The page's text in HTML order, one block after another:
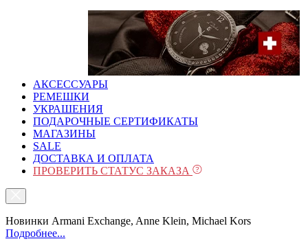
АКСЕССУАРЫ
РЕМЕШКИ
УКРАШЕНИЯ
ПОДАРОЧНЫЕ СЕРТИФИКАТЫ
МАГАЗИНЫ
SALE
ДОСТАВКА И ОПЛАТА
ПРОВЕРИТЬ СТАТУС ЗАКАЗА
Новинки Armani Exchange, Anne Klein, Michael Kors
Подробнее...